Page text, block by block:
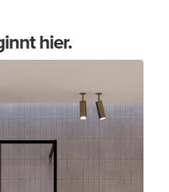
hier.